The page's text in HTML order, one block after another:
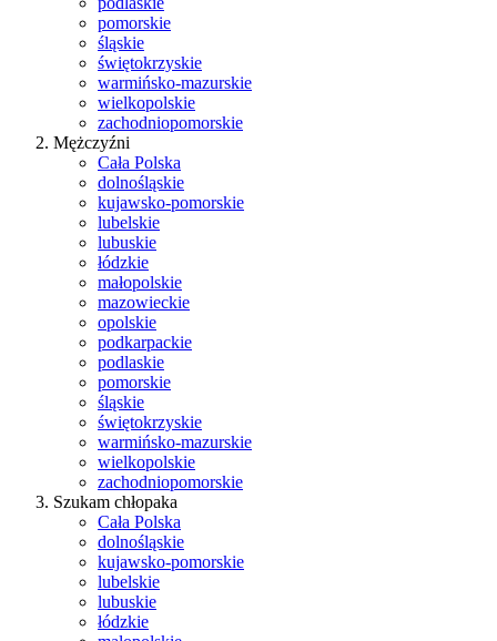
pomorskie
śląskie
świętokrzyskie
warmińsko-mazurskie
wielkopolskie
zachodniopomorskie
Mężczyźni
Cała Polska
dolnośląskie
kujawsko-pomorskie
lubelskie
lubuskie
łódzkie
małopolskie
mazowieckie
opolskie
podkarpackie
podlaskie
pomorskie
śląskie
świętokrzyskie
warmińsko-mazurskie
wielkopolskie
zachodniopomorskie
Szukam chłopaka
Cała Polska
dolnośląskie
kujawsko-pomorskie
lubelskie
lubuskie
łódzkie